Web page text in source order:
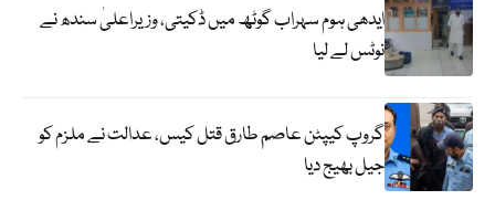
ایدھی ہوم سہراب گوٹھ میں ڈکیتی، وزیراعلیٰ سندھ نے
نوٹس لے لیا
گروپ کیپٹن عاصم طارق قتل کیس، عدالت نے ملزم کو
جیل بھیج دیا